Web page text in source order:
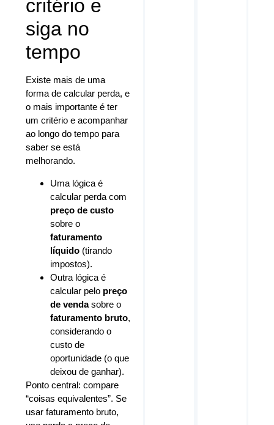
critério e
siga no
tempo
Existe mais de uma
forma de calcular perda, e
o mais importante é ter
um critério e acompanhar
ao longo do tempo para
saber se está
melhorando.
Uma lógica é
calcular perda com
preço de custo
sobre o
faturamento
líquido (tirando
impostos).
Outra lógica é
calcular pelo preço
de vendasobre o
faturamento bruto,
considerando o
custo de
oportunidade (o que
deixou de ganhar).
Ponto central: compare
“coisas equivalentes”. Se
usar faturamento bruto,